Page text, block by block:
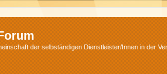
der selbständigen Dienstleister/Innen in der